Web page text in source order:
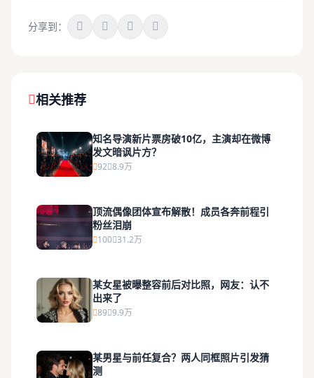
分享到：
相关推荐
知名导演新片票房破10亿，主演却在微博
发文暗讽片方？
92 8.9万
顶流偶像团体宣布解散！成员各奔前程引
粉丝泪崩
100 31.2万
某女星被曝整容前后对比照，网友：认不
出来了
89 9.9万
某男星与前任复合？两人同框照片引发猜
测